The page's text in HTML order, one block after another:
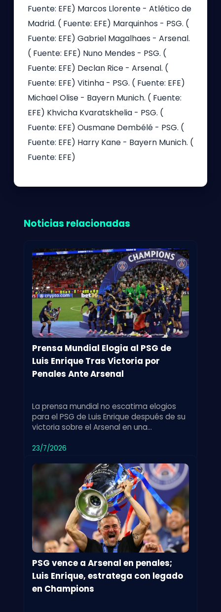
Fuente: EFE) Marcos Llorente - Atlético de
Madrid. ( Fuente: EFE) Marquinhos - PSG. (
Fuente: EFE) Gabriel Magalhaes - Arsenal.
( Fuente: EFE) Nuno Mendes - PSG. (
Fuente: EFE) Declan Rice - Arsenal. (
Fuente: EFE) Vitinha - PSG. ( Fuente: EFE)
Michael Olise - Bayern Munich. ( Fuente:
EFE) Khvicha Kvaratskhelia - PSG. (
Fuente: EFE) Ousmane Dembélé - PSG. (
Fuente: EFE) Harry Kane - Bayern Munich. (
Fuente: EFE)
Noticias relacionadas
Prensa Mundial Elogia al PSG de
Luis Enrique Tras Victoria por
Penales Ante Arsenal
La prensa mundial no escatima elogios
para el PSG de Luis Enrique después de su
victoria sobre el Arsenal en una
triunfo destacado.
23/7/2026
PSG vence a Arsenal en penales;
Luis Enrique, estratega con legado
en Champions